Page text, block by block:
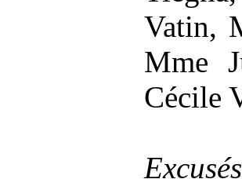
Vatin,
Mme
Cécile